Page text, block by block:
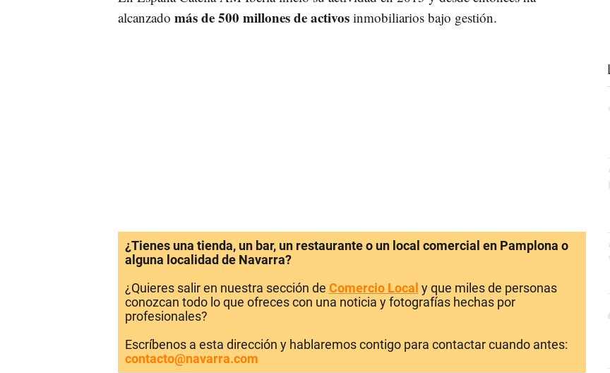
alcanzado más de 500 millones de activosinmobiliarios bajo gestión.
¿Tienes una tienda, un bar, un restaurante o un local comercial en Pamplona o
alguna localidad de Navarra?
¿Quieres salir en nuestra sección de Comercio Local y que miles de personas
conozcan todo lo que ofreces con una noticia y fotografías hechas por
profesionales?
Escríbenos a esta dirección y hablaremos contigo para contactar cuando antes:
contacto@navarra.com